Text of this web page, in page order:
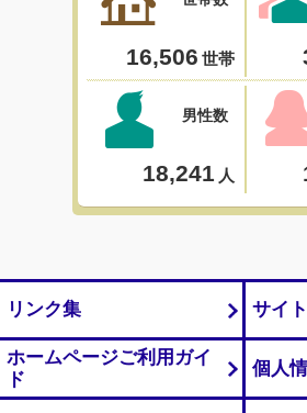
リンク集 サイ
ホームページご利用ガイ
ド
個人